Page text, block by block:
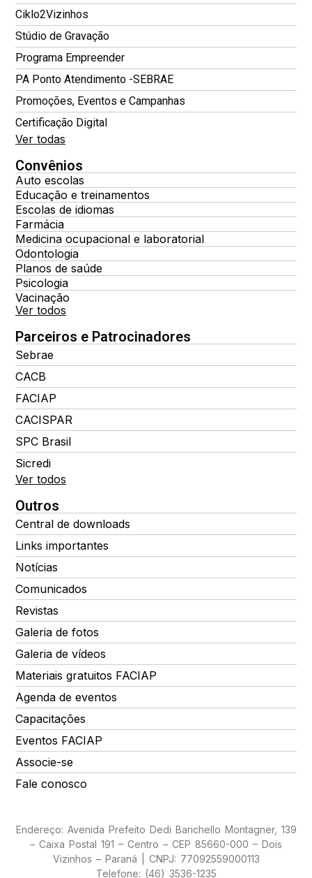
Ciklo2Vizinhos
Stúdio de Gravação
Programa Empreender
PA Ponto Atendimento -SEBRAE
Promoções, Eventos e Campanhas
Certificação Digital
Ver todas
Convênios
Auto escolas
Educação e treinamentos
Escolas de idiomas
Farmácia
Medicina ocupacional e laboratorial
Odontologia
Planos de saúde
Psicologia
Vacinação
Ver todos
Parceiros e Patrocinadores
Sebrae
CACB
FACIAP
CACISPAR
SPC Brasil
Sicredi
Ver todos
Outros
Central de downloads
Links importantes
Notícias
Comunicados
Revistas
Galeria de fotos
Galeria de vídeos
Materiais gratuitos FACIAP
Agenda de eventos
Capacitações
Eventos FACIAP
Associe-se
Fale conosco
Endereço: Avenida Prefeito Dedi Barichello Montagner, 139
– Caixa Postal 191 – Centro – CEP 85660-000 – Dois
Vizinhos – Paraná | CNPJ: 77092559000113
Telefone: (46) 3536-1235